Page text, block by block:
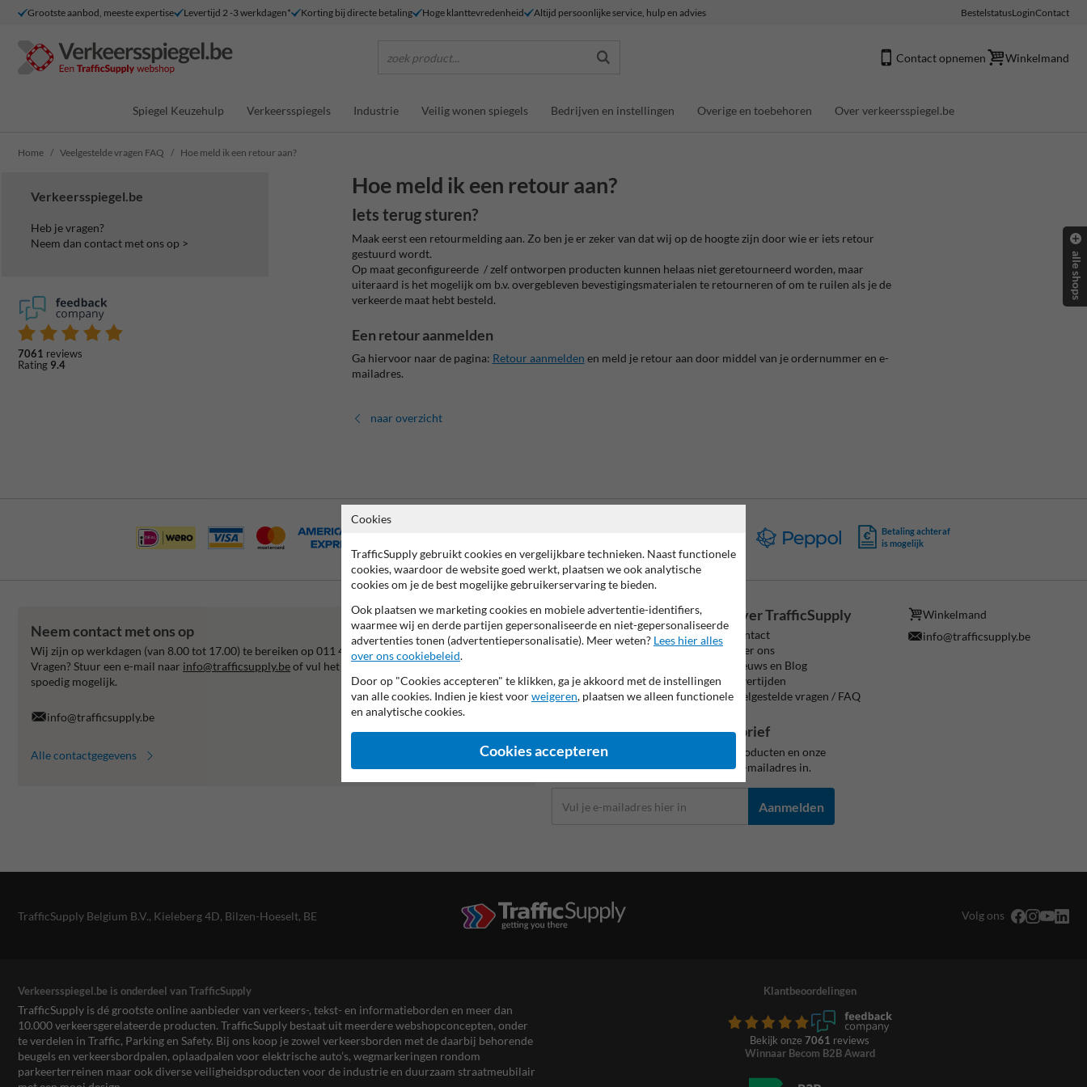
Grootste aanbod, meeste expertise Levertijd 2 -3 werkdagen* Korting bij directe betaling Hoge klanttevredenheid Altijd persoonlijke service, hulp en advies BestelstatusLoginContact
zoek product... Contact opnemen Winkelmand
Spiegel Keuzehulp Verkeersspiegels Industrie Veilig wonen spiegels Bedrijven en instellingen Overige en toebehoren Over verkeersspiegel.be
Home Veelgestelde vragen FAQ Hoe meld ik een retour aan?
Verkeersspiegel.be
Heb je vragen?
Neem dan contact met ons op >
7061 reviews
Rating 9.4
Hoe meld ik een retour aan?
Iets terug sturen?
Maak eerst een retourmelding aan. Zo ben je er zeker van dat wij op de hoogte zijn door wie er iets retour
gestuurd wordt.
Op maat geconfigureerde / zelf ontworpen producten kunnen helaas niet geretourneerd worden, maar
uiteraard is het mogelijk om b.v. overgebleven bevestigingsmaterialen te retourneren of om te ruilen als je de
verkeerde maat hebt besteld.
Een retour aanmelden
Ga hiervoor naar de pagina: Retour aanmelden en meld je retour aan door middel van je ordernummer en e-
mailadres.
naar overzicht
Betaling achteraf
is mogelijk
Neem contact met ons op
Wij zijn op werkdagen (van 8.00 tot 17.00) te bereiken op 011 495 473.
Vragen? Stuur een e-mail naar info@trafficsupply.beof vul het formulier in en we reageren zo
spoedig mogelijk.
info@trafficsupply.be
Alle contactgegevens
Informatie
Product(en) retourneren
Cookie / Privacy
Sitemap
Algemene Voorwaarden
Over TrafficSupply
Contact
Over ons
Nieuws en Blog
Levertijden
Veelgestelde vragen / FAQ
Winkelmand
info@trafficsupply.be
Meld je aan voor onze nieuwsbrief
Wil je op de hoogte blijven van onze producten en onze
ontwikkelingen. Vul dan hieronder je e-mailadres in.
Aanmelden
TrafficSupply Belgium B.V., Kieleberg 4D, Bilzen-Hoeselt, BE Volg ons
Verkeersspiegel.be is onderdeel van TrafficSupply
TrafficSupply is dé grootste online aanbieder van verkeers-, tekst- en informatieborden en meer dan
10.000 verkeersgerelateerde producten. TrafficSupply bestaat uit meerdere webshopconcepten, onder
te verdelen in Traffic, Parking en Safety. Bij ons koop je zowel verkeersborden met de daarbij behorende
beugels en verkeersbordpalen, oplaadpalen voor elektrische auto’s, wegmarkeringen rondom
parkeerterreinen maar ook diverse veiligheidsproducten voor de industrie en duurzaam straatmeubilair
Klantbeoordelingen
Bekijk onze 7061 reviews
Winnaar Becom B2B Award
alle shops
Cookies
TrafficSupply gebruikt cookies en vergelijkbare technieken. Naast functionele
cookies, waardoor de website goed werkt, plaatsen we ook analytische
cookies om je de best mogelijke gebruikerservaring te bieden.
Ook plaatsen we marketing cookies en mobiele advertentie-identifiers,
waarmee wij en derde partijen gepersonaliseerde en niet-gepersonaliseerde
advertenties tonen (advertentiepersonalisatie). Meer weten? Lees hier alles
over ons cookiebeleid.
Door op "Cookies accepteren" te klikken, ga je akkoord met de instellingen
van alle cookies. Indien je kiest voorweigeren, plaatsen we alleen functionele
en analytische cookies.
Cookies accepteren